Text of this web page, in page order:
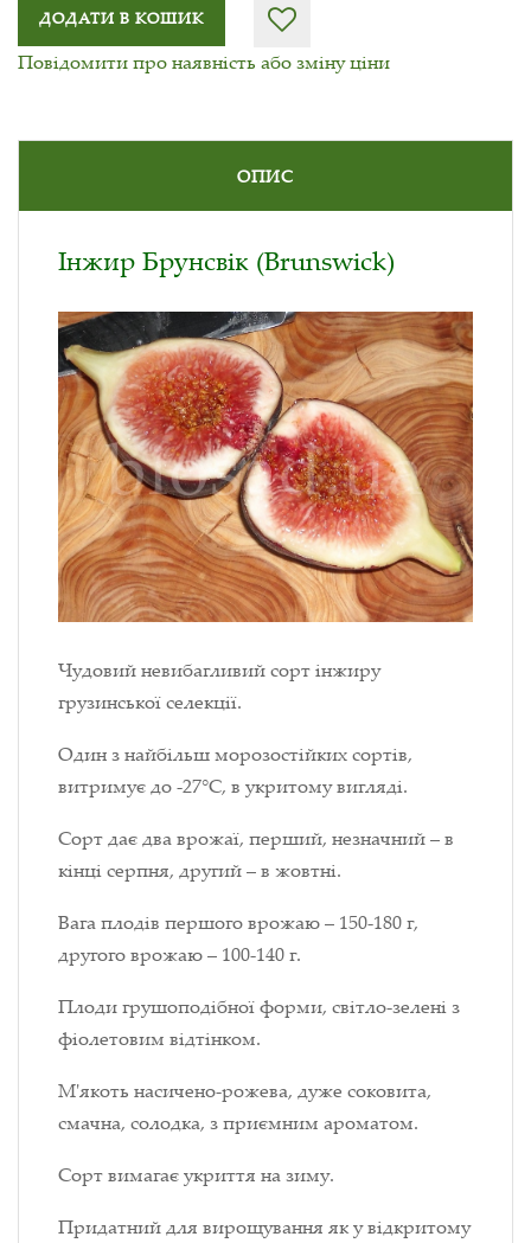
ДОДАТИ В КОШИК
Повідомити про наявність або зміну ціни
ОПИС
Інжир Брунсвік (Brunswick)
Чудовий невибагливий сорт інжиру
грузинської селекції.
Один з найбільш морозостійких сортів,
витримує до -27°C, в укритому вигляді.
Сорт дає два врожаї, перший, незначний – в
кінці серпня, другий – в жовтні.
Вага плодів першого врожаю – 150-180 г,
другого врожаю – 100-140 г.
Плоди грушоподібної форми, світло-зелені з
фіолетовим відтінком.
М'якоть насичено-рожева, дуже соковита,
смачна, солодка, з приємним ароматом.
Сорт вимагає укриття на зиму.
Придатний для вирощування як у відкритому